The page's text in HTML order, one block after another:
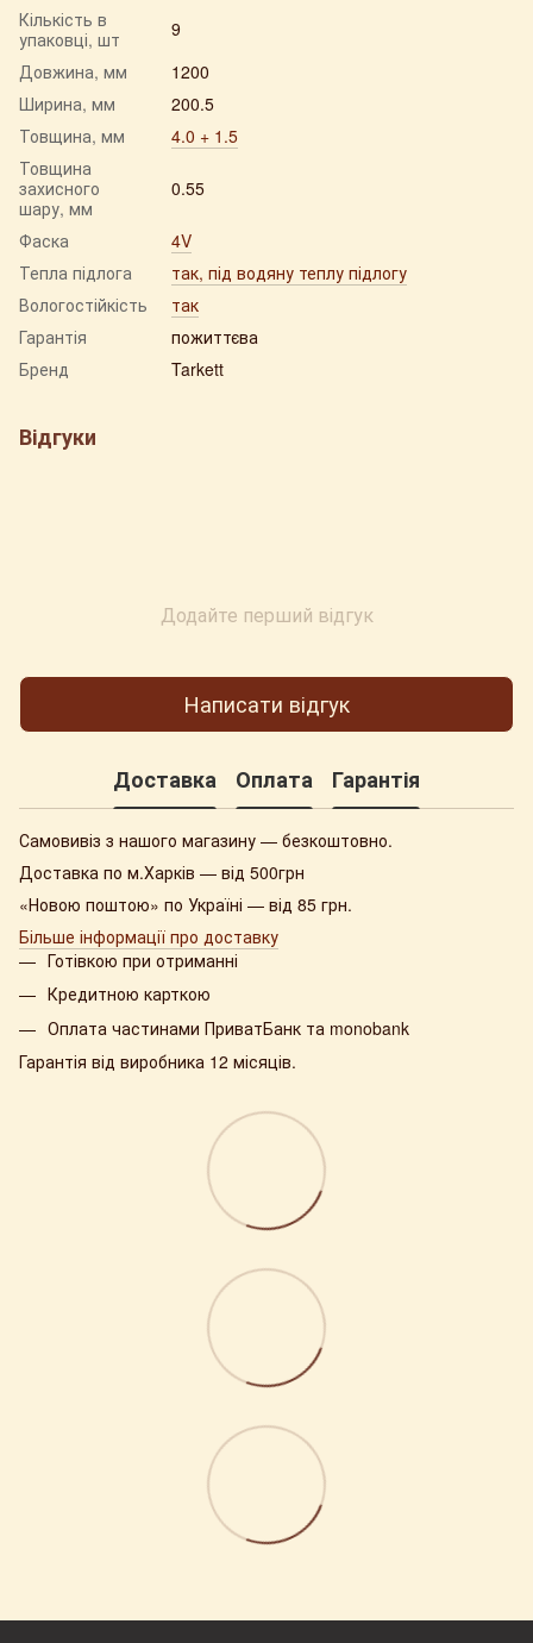
Кількість в
упаковці, шт
9
Довжина, мм
1200
Ширина, мм
200.5
Товщина, мм
4.0 + 1.5
Товщина
захисного
шару, мм
0.55
Фаска
4V
Тепла підлога
так, під водяну теплу підлогу
Вологостійкість
так
Гарантія
пожиттєва
Бренд
Tarkett
Відгуки
Додайте перший відгук
Написати відгук
Доставка Оплата Гарантія
Самовивіз з нашого магазину — безкоштовно.
Доставка по м.Харків — від 500грн
«Новою поштою» по Україні — від 85 грн.
Більше інформації про доставку
Готівкою при отриманні
Кредитною карткою
Оплата частинами ПриватБанк та monobank
Гарантія від виробника 12 місяців.